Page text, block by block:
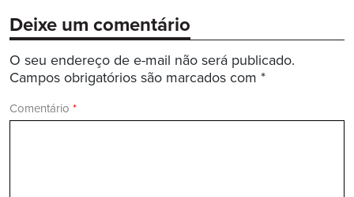
Deixe um comentário
O seu endereço de e-mail não será publicado.
Campos obrigatórios são marcados com *
Comentário *